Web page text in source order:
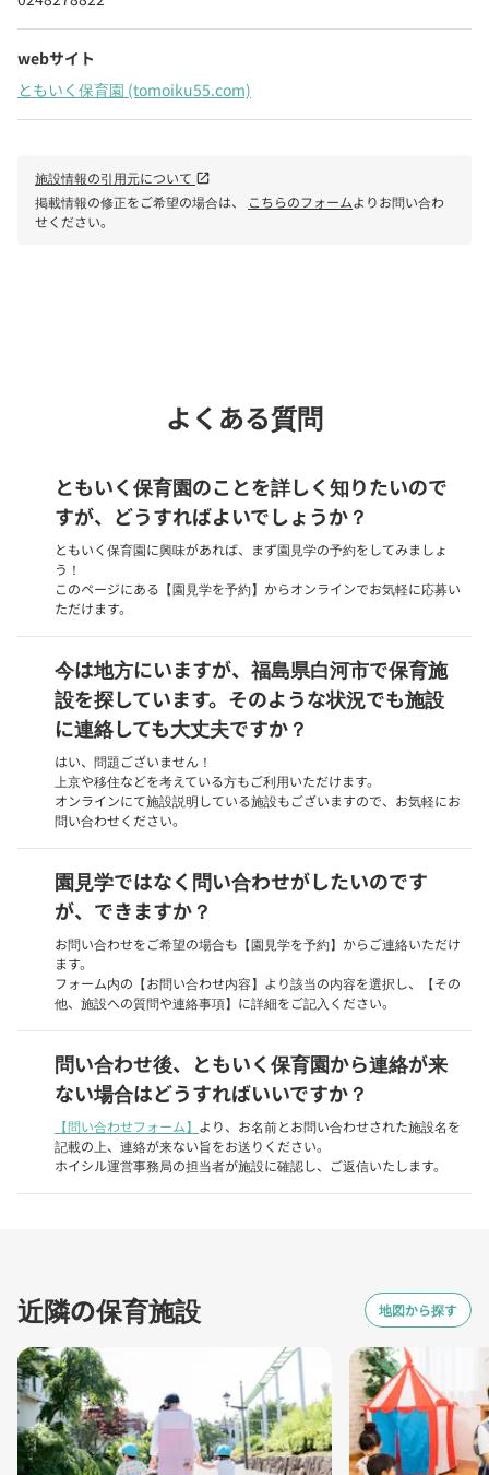
webサイト
ともいく保育園 (tomoiku55.com)
施設情報の引用元について open_in_new
掲載情報の修正をご希望の場合は、 こちらのフォームよりお問い合わ
せください。
よくある質問
ともいく保育園のことを詳しく知りたいので
すが、どうすればよいでしょうか？
ともいく保育園に興味があれば、まず園見学の予約をしてみましょ
う！
このページにある【園見学を予約】からオンラインでお気軽に応募い
ただけます。
今は地方にいますが、福島県白河市で保育施
設を探しています。そのような状況でも施設
に連絡しても大丈夫ですか？
はい、問題ございません！
上京や移住などを考えている方もご利用いただけます。
オンラインにて施設説明している施設もございますので、お気軽にお
問い合わせください。
園見学ではなく問い合わせがしたいのです
が、できますか？
お問い合わせをご希望の場合も【園見学を予約】からご連絡いただけ
ます。
フォーム内の【お問い合わせ内容】より該当の内容を選択し、【その
他、施設への質問や連絡事項】に詳細をご記入ください。
問い合わせ後、ともいく保育園から連絡が来
ない場合はどうすればいいですか？
【問い合わせフォーム】 より、お名前とお問い合わせされた施設名を
記載の上、連絡が来ない旨をお送りください。
ホイシル運営事務局の担当者が施設に確認し、ご返信いたします。
近隣の保育施設 地図から探す